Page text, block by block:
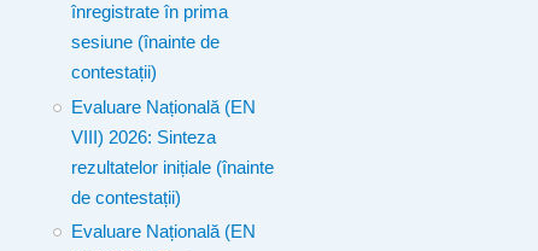
înregistrate în prima
sesiune (înainte de
contestații)
Evaluare Națională (EN
VIII) 2026: Sinteza
rezultatelor inițiale (înainte
de contestații)
Evaluare Națională (EN